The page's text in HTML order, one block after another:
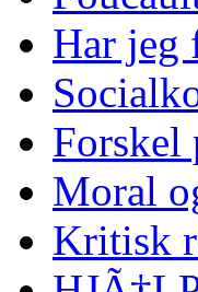
Har jeg
Forskel
Moral
Kritisk